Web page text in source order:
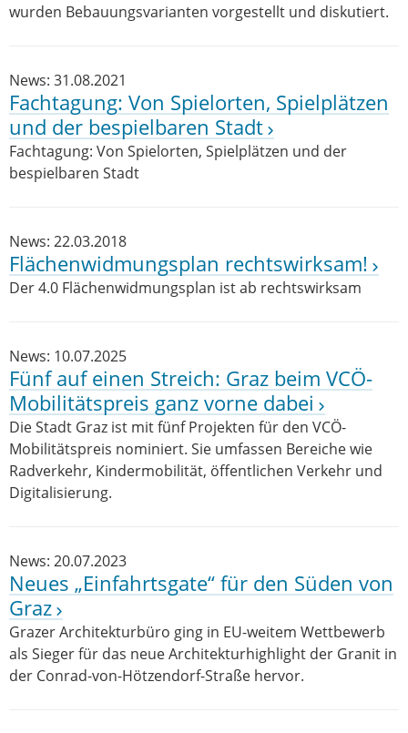
wurden Bebauungsvarianten vorgestellt und diskutiert.
News: 31.08.2021
Fachtagung: Von Spielorten, Spielplätzen
und der bespielbaren Stadt
Fachtagung: Von Spielorten, Spielplätzen und der
bespielbaren Stadt
News: 22.03.2018
Flächenwidmungsplan rechtswirksam!
Der 4.0 Flächenwidmungsplan ist ab rechtswirksam
News: 10.07.2025
Fünf auf einen Streich: Graz beim VCÖ-
Mobilitätspreis ganz vorne dabei
Die Stadt Graz ist mit fünf Projekten für den VCÖ-
Mobilitätspreis nominiert. Sie umfassen Bereiche wie
Radverkehr, Kindermobilität, öffentlichen Verkehr und
Digitalisierung.
News: 20.07.2023
Neues „Einfahrtsgate“ für den Süden von
Graz
Grazer Architekturbüro ging in EU-weitem Wettbewerb
als Sieger für das neue Architekturhighlight der Granit in
der Conrad-von-Hötzendorf-Straße hervor.